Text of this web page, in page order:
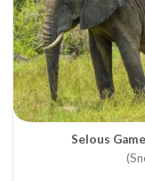
Selous